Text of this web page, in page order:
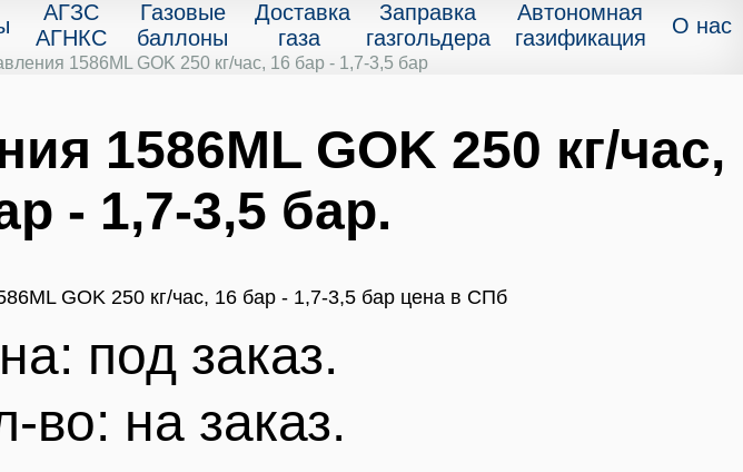
АГЗС
АГНКС
Газовые
баллоны
Доставка
газа
Заправка
газгольдера
Автономная
газификация
О нас
1586ML GOK 250 кг/час, 16 бар - 1,7-3,5 бар
1586ML GOK 250 кг/час,
- 1,7-3,5 бар.
под заказ.
во: на заказ.